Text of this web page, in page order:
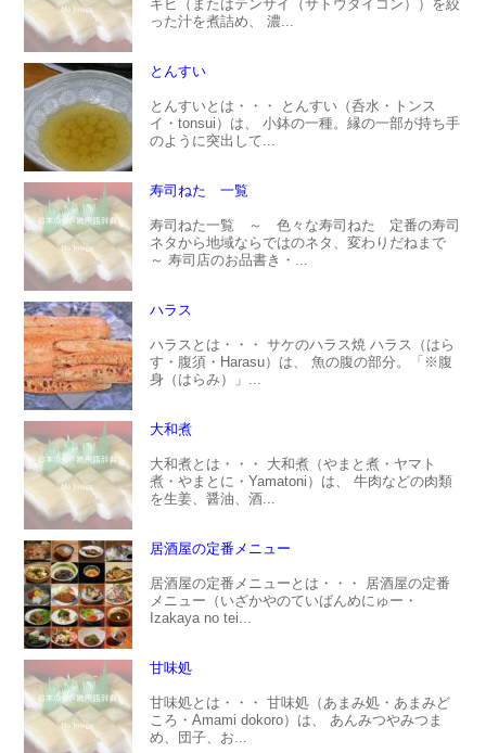
キビ（またはテンサイ（サトウダイコン））を絞
った汁を煮詰め、 濃...
とんすい
とんすいとは・・・ とんすい（呑水・トンス
イ・tonsui）は、 小鉢の一種。縁の一部が持ち手
のように突出して...
寿司ねた 一覧
寿司ねた一覧 ～ 色々な寿司ねた 定番の寿司
ネタから地域ならではのネタ、変わりだねまで
～ 寿司店のお品書き・...
ハラス
ハラスとは・・・ サケのハラス焼 ハラス（はら
す・腹須・Harasu）は、 魚の腹の部分。「※腹
身（はらみ）」...
大和煮
大和煮とは・・・ 大和煮（やまと煮・ヤマト
煮・やまとに・Yamatoni）は、 牛肉などの肉類
を生姜、醤油、酒...
居酒屋の定番メニュー
居酒屋の定番メニューとは・・・ 居酒屋の定番
メニュー（いざかやのていばんめにゅー・
Izakaya no tei...
甘味処
甘味処とは・・・ 甘味処（あまみ処・あまみど
ころ・Amami dokoro）は、 あんみつやみつま
め、団子、お...